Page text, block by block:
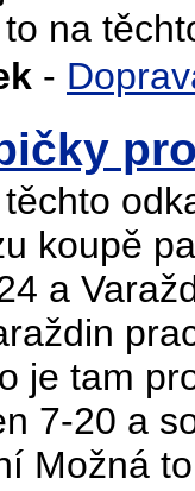
na
-
koupě
a
je tam
7-20 a
Možná